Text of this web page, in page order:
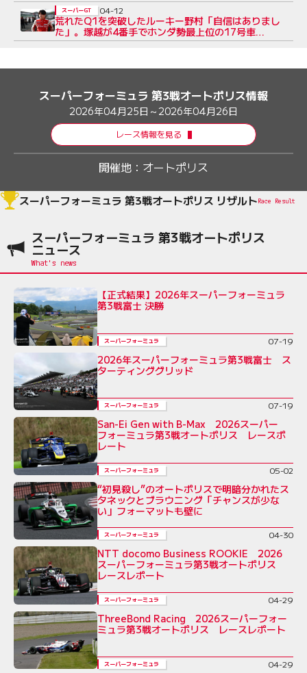
荒れたQ1を突破したルーキー野村「自信はありまし
た」。塚越が4番手でホンダ勢最上位の17号車
Astemo、GRスープラ勢に挑めるか
スーパーGT 04-12
スーパーフォーミュラ 第3戦オートポリス情報
2026年04月25日～2026年04月26日
レース情報を見る
開催地： オートポリス
スーパーフォーミュラ 第3戦オートポリス リザルトRace Result
スーパーフォーミュラ 第3戦オートポリス
ニュース
【正式結果】2026年スーパーフォーミュラ
第3戦富士 決勝
スーパーフォーミュラ 07-19
2026年スーパーフォーミュラ第3戦富士 ス
ターティンググリッド
スーパーフォーミュラ 07-19
San-Ei Gen with B-Max 2026スーパー
フォーミュラ第3戦オートポリス レースポ
レート
スーパーフォーミュラ 05-02
“初見殺し”のオートポリスで明暗分かれたス
タネックとブラウニング「チャンスが少な
い」フォーマットも壁に
スーパーフォーミュラ 04-30
NTT docomo Business ROOKIE 2026
スーパーフォーミュラ第3戦オートポリス
レースレポート
スーパーフォーミュラ 04-29
ThreeBond Racing 2026スーパーフォー
ミュラ第3戦オートポリス レースレポート
スーパーフォーミュラ 04-29